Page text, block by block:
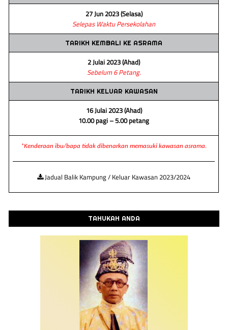
27 Jun 2023 (Selasa)
Selepas Waktu Persekolahan
TARIKH KEMBALI KE ASRAMA
2 Julai 2023 (Ahad)
Sebelum 6 Petang.
TARIKH KELUAR KAWASAN
16 Julai 2023 (Ahad)
10.00 pagi – 5.00 petang
*Kenderaan ibu/bapa tidak dibenarkan memasuki kawasan asrama.
Jadual Balik Kampung / Keluar Kawasan 2023/2024
TAHUKAH ANDA